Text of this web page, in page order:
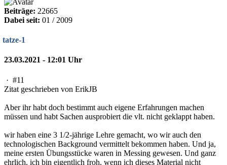
Beiträge: 22665
Dabei seit: 01 / 2009
tatze-1
23.03.2021 - 12:01 Uhr
· #11
Zitat geschrieben von ErikJB
Aber ihr habt doch bestimmt auch eigene Erfahrungen machen
müssen und habt Sachen ausprobiert die vlt. nicht geklappt haben.
wir haben eine 3 1/2-jährige Lehre gemacht, wo wir auch den
technologischen Background vermittelt bekommen haben. Und ja,
meine ersten Übungsstücke waren in Messing gewesen. Und ganz
ehrlich, ich bin eigentlich froh, wenn ich dieses Material nicht